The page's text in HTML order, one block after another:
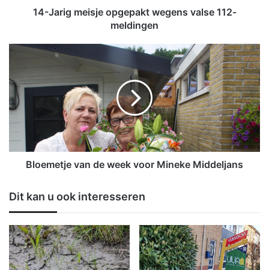
j
p
g
e
p
k
g
e
n
s
v
a
14-Jarig meisje opgepakt wegens valse 112-
meldingen
B
e
m
e
j
e
d
e
w
e
e
k
Bloemetje van de week voor Mineke Middeljans
Dit kan u ook interesseren